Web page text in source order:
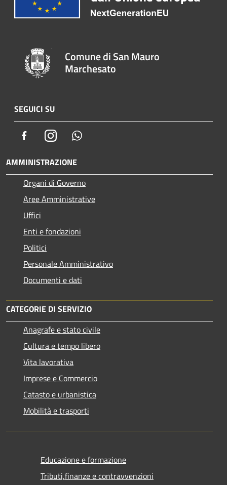
Comune di San Mauro
Marchesato
SEGUICI SU
FacebookInstagram
AMMINISTRAZIONE
Organi di Governo
Aree Amministrative
Uffici
Enti e fondazioni
Politici
Personale Amministrativo
Documenti e dati
CATEGORIE DI SERVIZIO
Anagrafe e stato civile
Cultura e tempo libero
Vita lavorativa
Imprese e Commercio
Catasto e urbanistica
Mobilità e trasporti
Educazione e formazione
Tributi,finanze e contravvenzioni